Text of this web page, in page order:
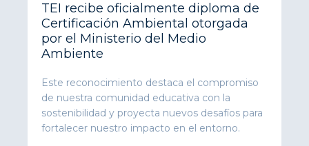
TEI recibe oficialmente diploma de
Certificación Ambiental otorgada
por el Ministerio del Medio
Ambiente
Este reconocimiento destaca el compromiso
de nuestra comunidad educativa con la
sostenibilidad y proyecta nuevos desafíos para
fortalecer nuestro impacto en el entorno.